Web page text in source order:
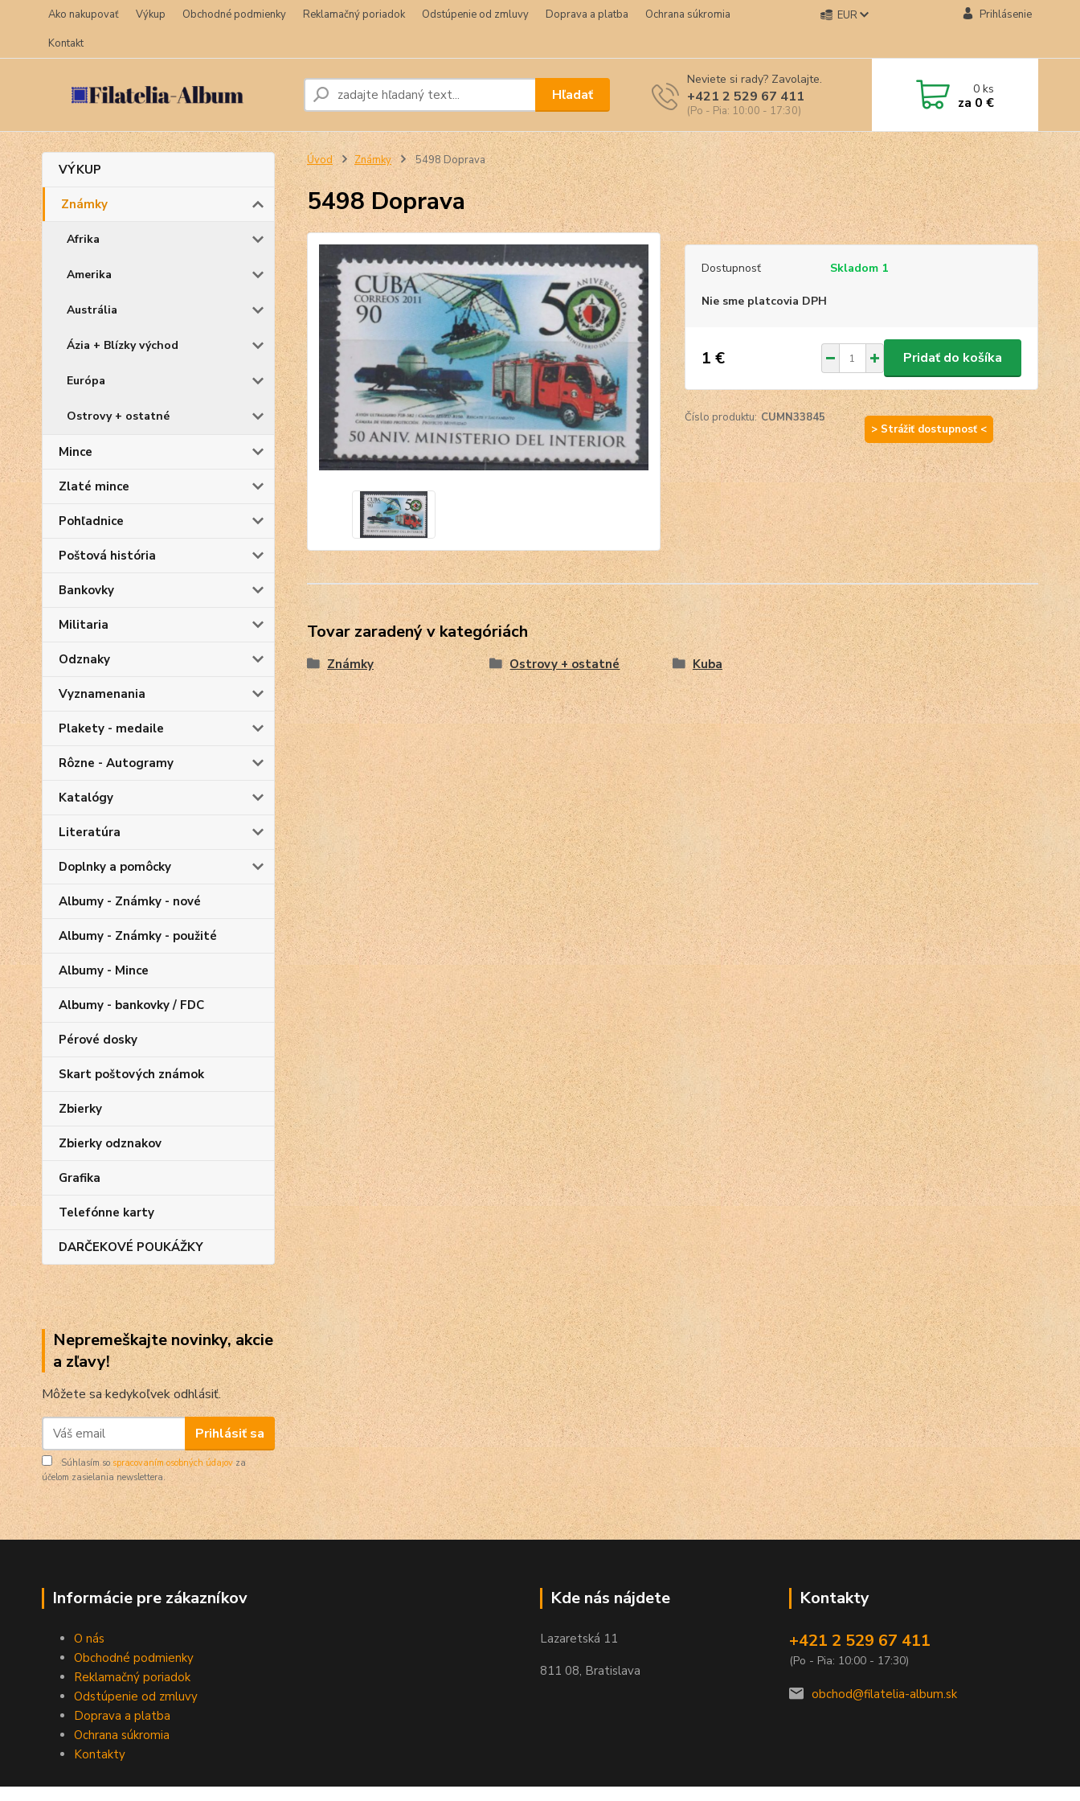
Ako nakupovať Výkup Obchodné podmienky Reklamačný poriadok Odstúpenie od zmluvy Doprava a platba
Ochrana súkromia
Kontakt
EUR Prihlásenie
Hľadať
Neviete si rady? Zavolajte.
+421 2 529 67 411
(Po - Pia: 10:00 - 17:30)
0ks
za 0 €
VÝKUP
Známky
Afrika
Amerika
Austrália
Ázia + Blízky východ
Európa
Ostrovy + ostatné
Mince
Zlaté mince
Pohľadnice
Poštová história
Bankovky
Militaria
Odznaky
Vyznamenania
Plakety - medaile
Rôzne - Autogramy
Katalógy
Literatúra
Doplnky a pomôcky
Albumy - Známky - nové
Albumy - Známky - použité
Albumy - Mince
Albumy - bankovky / FDC
Pérové dosky
Skart poštových známok
Zbierky
Zbierky odznakov
Grafika
Telefónne karty
DARČEKOVÉ POUKÁŽKY
Nepremeškajte novinky, akcie
a zľavy!
Môžete sa kedykoľvek odhlásiť.
Prihlásiť sa
Súhlasím so spracovaním osobných údajov za
účelom zasielania newslettera.
Úvod Známky 5498 Doprava
5498 Doprava
Dostupnosť Skladom 1
Nie sme platcovia DPH
1 € Pridať do košíka
Číslo produktu: CUMN33845
> Strážiť dostupnosť <
Tovar zaradený v kategóriách
Známky Ostrovy + ostatné Kuba
Informácie pre zákazníkov
O nás
Obchodné podmienky
Reklamačný poriadok
Odstúpenie od zmluvy
Doprava a platba
Ochrana súkromia
Kontakty
Kde nás nájdete
Lazaretská 11
811 08, Bratislava
Kontakty
+421 2 529 67 411
(Po - Pia: 10:00 - 17:30)
obchod@filatelia-album.sk